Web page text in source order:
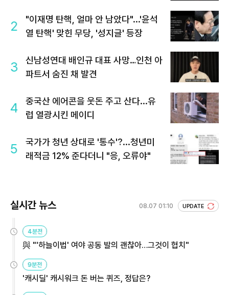
2
"이재명 탄핵, 얼마 안 남았다"...'윤석
열 탄핵' 맞힌 무당, '성지글' 등장
3
신남성연대 배인규 대표 사망…인천 아
파트서 숨진 채 발견
4
중국산 에어콘을 웃돈 주고 산다...유
럽 열광시킨 메이디
5
국가가 청년 상대로 '통수'?...청년미
래적금 12% 준다더니 "응, 오류야"
실시간 뉴스 08.07 01:10 UPDATE
4분전
與 "'하늘이법' 여야 공동 발의 괜찮아…그것이 협치"
9분전
'캐시딜' 캐시워크 돈 버는 퀴즈, 정답은?